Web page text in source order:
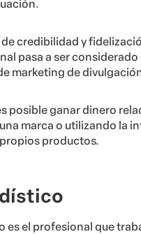
de credibilidad y
pasa a ser considerado
marketing de
posible ganar dinero
marca o utilizando la
productos.
es el profesional que